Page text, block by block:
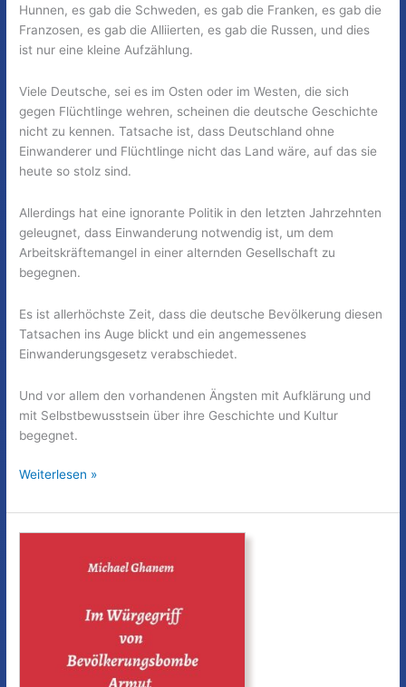
Hunnen, es gab die Schweden, es gab die Franken, es gab die
Franzosen, es gab die Alliierten, es gab die Russen, und dies
ist nur eine kleine Aufzählung.
Viele Deutsche, sei es im Osten oder im Westen, die sich
gegen Flüchtlinge wehren, scheinen die deutsche Geschichte
nicht zu kennen. Tatsache ist, dass Deutschland ohne
Einwanderer und Flüchtlinge nicht das Land wäre, auf das sie
heute so stolz sind.
Allerdings hat eine ignorante Politik in den letzten Jahrzehnten
geleugnet, dass Einwanderung notwendig ist, um dem
Arbeitskräftemangel in einer alternden Gesellschaft zu
begegnen.
Es ist allerhöchste Zeit, dass die deutsche Bevölkerung diesen
Tatsachen ins Auge blickt und ein angemessenes
Einwanderungsgesetz verabschiedet.
Und vor allem den vorhandenen Ängsten mit Aufklärung und
mit Selbstbewusstsein über ihre Geschichte und Kultur
begegnet.
Im
von
Migration
Weiterlesen »